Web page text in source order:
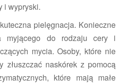
i wypryski.
pielęgnacja. Konieczne
myjącego do rodzaju cery i
mycia. Osoby, które nie
złuszczać naskórek z pomocą
które mają małe